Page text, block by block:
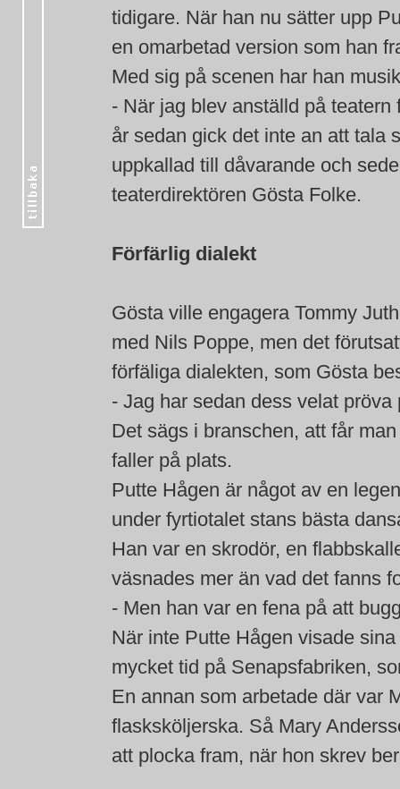
tidigare. När han nu sätter upp
en omarbetad version som han
Med sig på scenen har han
- När jag blev anställd på teatern
år sedan gick det inte an att tala
uppkallad till dåvarande och
teaterdirektören Gösta Folke.
Förfärlig dialekt
Gösta ville engagera Tommy
med Nils Poppe, men det
förfäliga dialekten, som Gösta
- Jag har sedan dess velat
Det sägs i branschen, att får
faller på plats.
Putte Hågen är något av en
under fyrtiotalet stans bästa
Han var en skrodör, en
väsnades mer än vad det fanns
- Men han var en fena på att
När inte Putte Hågen visade
mycket tid på Senapsfabriken,
En annan som arbetade där var
flasksköljerska. Så Mary
att plocka fram, när hon skrev